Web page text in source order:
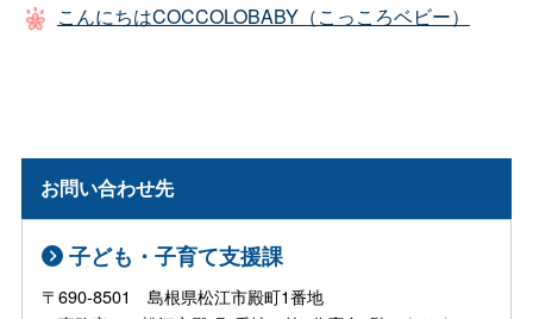
こんにちはCOCCOLOBABY（こっころベビー）
お問い合わせ先
子ども・子育て支援課
〒690-8501 島根県松江市殿町1番地